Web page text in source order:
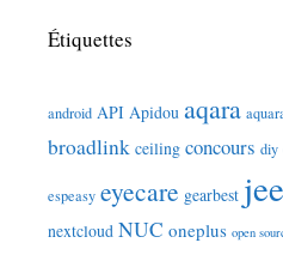
Étiquettes
android API Apidou aqara
broadlink ceiling concours diy
espeasy eyecare gearbest
nextcloud NUC oneplus open